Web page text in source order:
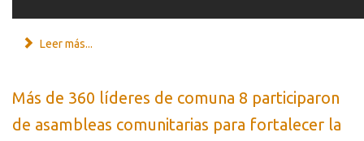
Leer más...
Más de 360 líderes de comuna 8 participaron
de asambleas comunitarias para fortalecer la